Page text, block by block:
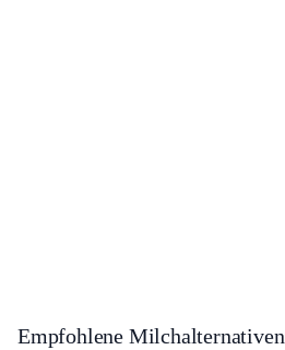
Empfohlene Milchalternativen